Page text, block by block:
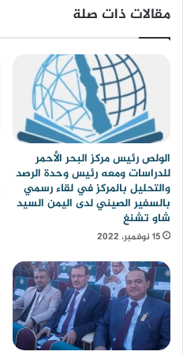
مقالات ذات صلة
الولص رئيس مركز البحر الأحمر
للدراسات ومعه رئيس وحدة الرصد
والتحليل بالمركز في لقاء رسمي
بالسفير الصيني لدى اليمن السيد
شاو تشنغ
15 نوفمبر، 2022